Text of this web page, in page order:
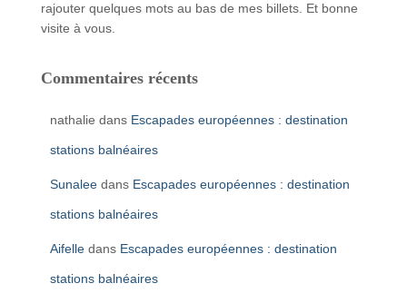
rajouter quelques mots au bas de mes billets. Et bonne
visite à vous.
Commentaires récents
nathalie dans Escapades européennes : destination
stations balnéaires
Sunalee dans Escapades européennes : destination
stations balnéaires
Aifelle dans Escapades européennes : destination
stations balnéaires